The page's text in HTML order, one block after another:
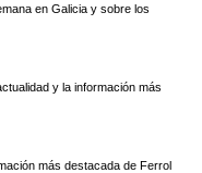
en Galicia y sobre los
y la información más
más destacada de Ferrol